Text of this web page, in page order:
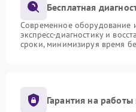
Бесплатная
Современное оборудование
экспресс-диагностику и
сроки, минимизируя время
Гарантия на работы